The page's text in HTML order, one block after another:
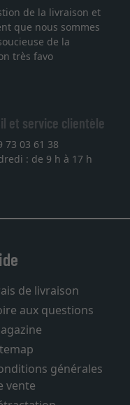
sur mesure pour une
sur ce site. Le
vous. Emballage
les temps. J'espère
et service clientèle
73 03 61 38
de livraison
aux questions
générales
vente